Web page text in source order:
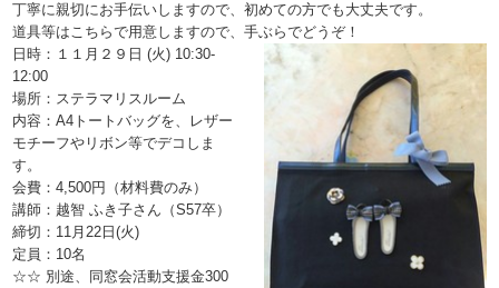
丁寧に親切にお手伝いしますので、初めての方でも大丈夫です。
道具等はこちらで用意しますので、手ぶらでどうぞ！
日時：１１月２９日 (火) 10:30-
12:00
場所：ステラマリスルーム
内容：A4トートバッグを、レザー
モチーフやリボン等でデコしま
す。
会費：4,500円（材料費のみ）
講師：越智 ふき子さん（S57卒）
締切：11月22日(火)
定員：10名
☆☆ 別途、同窓会活動支援金300